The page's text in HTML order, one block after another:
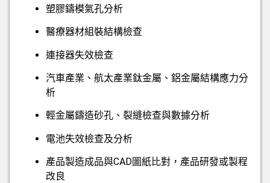
塑膠鑄模氣孔分析
醫療器材組裝結構檢查
連接器失效檢查
汽車產業、航太產業鈦金屬、鋁金屬結構應力分
析
輕金屬鑄造砂孔、裂縫檢查與數據分析
電池失效檢查及分析
產品製造成品與CAD圖紙比對，產品研發或製程
改良